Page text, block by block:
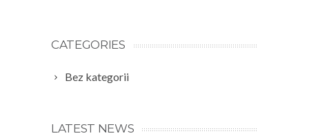
CATEGORIES
Bez kategorii
LATEST NEWS